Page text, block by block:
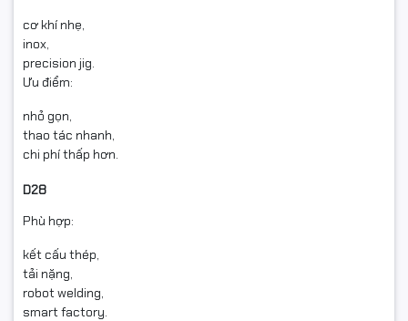
cơ khí nhẹ,
inox,
precision jig.
Ưu điểm:
nhỏ gọn,
thao tác nhanh,
chi phí thấp hơn.
D28
Phù hợp:
kết cấu thép,
tải nặng,
robot welding,
smart factory.